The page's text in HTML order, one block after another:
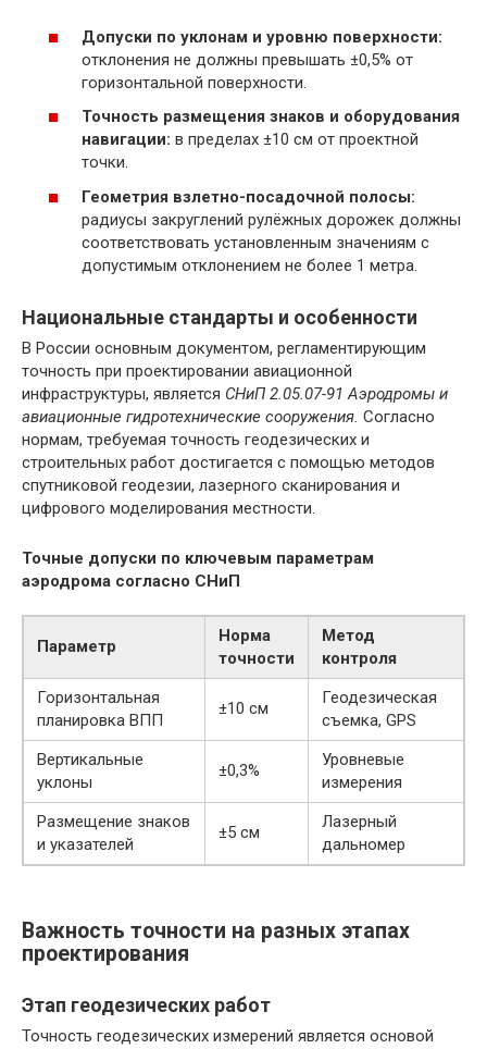
Допуски по уклонам и уровню поверхности:
отклонения не должны превышать ±0,5% от
горизонтальной поверхности.
Точность размещения знаков и оборудования
навигации: в пределах ±10 см от проектной
точки.
Геометрия взлетно-посадочной полосы:
радиусы закруглений рулёжных дорожек должны
соответствовать установленным значениям с
допустимым отклонением не более 1 метра.
Национальные стандарты и особенности
В России основным документом, регламентирующим
точность при проектировании авиационной
инфраструктуры, является СНиП 2.05.07-91 Аэродромы и
авиационные гидротехнические сооружения. Согласно
нормам, требуемая точность геодезических и
строительных работ достигается с помощью методов
спутниковой геодезии, лазерного сканирования и
цифрового моделирования местности.
Точные допуски по ключевым параметрам
аэродрома согласно СНиП
Параметр
Норма
точности
Метод
контроля
Горизонтальная
планировка ВПП
±10 см
Геодезическая
съемка, GPS
Вертикальные
уклоны
±0,3%
Уровневые
измерения
Размещение знаков
и указателей
±5 см
Лазерный
дальномер
Важность точности на разных этапах
проектирования
Этап геодезических работ
Точность геодезических измерений является основой